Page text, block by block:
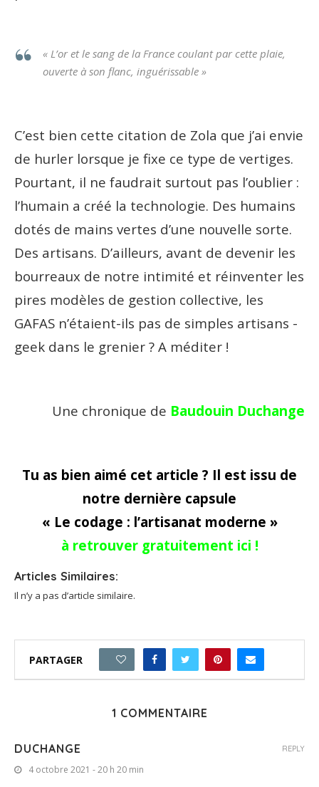
« L’or et le sang de la France coulant par cette plaie,
ouverte à son flanc, inguérissable »
C’est bien cette citation de Zola que j’ai envie
de hurler lorsque je fixe ce type de vertiges.
Pourtant, il ne faudrait surtout pas l’oublier :
l’humain a créé la technologie. Des humains
dotés de mains vertes d’une nouvelle sorte.
Des artisans. D’ailleurs, avant de devenir les
bourreaux de notre intimité et réinventer les
pires modèles de gestion collective, les
GAFAS n’étaient-ils pas de simples artisans -
geek dans le grenier ? A méditer !
Une chronique de Baudouin Duchange
Tu as bien aimé cet article ? Il est issu de
notre dernière capsule
« Le codage : l’artisanat moderne »
à retrouver gratuitement ici !
Articles Similaires:
Il n’y a pas d’article similaire.
PARTAGER
1 COMMENTAIRE
DUCHANGE
4 octobre 2021 - 20 h 20 min
REPLY